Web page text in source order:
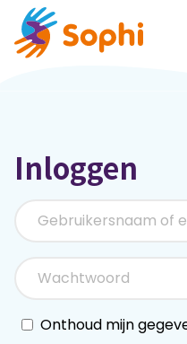
Thema's
Uit het hart
Inloggen
Onthoud mijn